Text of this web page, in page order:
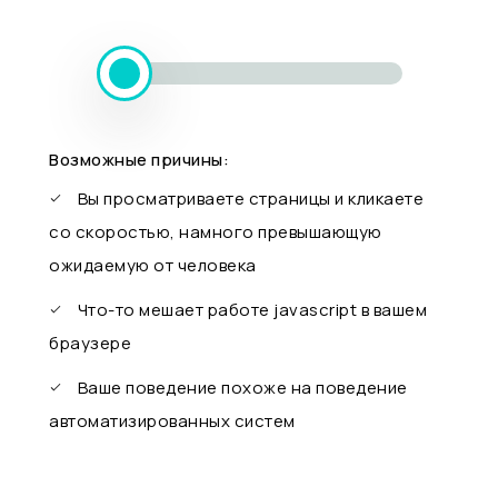
Возможные причины:
Вы просматриваете страницы и кликаете
со скоростью, намного превышающую
ожидаемую от человека
Что-то мешает работе javascript в вашем
браузере
Ваше поведение похоже на поведение
автоматизированных систем